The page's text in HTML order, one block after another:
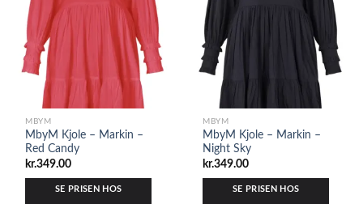
MBYM
MbyM Kjole – Markin –
Red Candy
kr.349.00
SE PRISEN HOS
MBYM
MbyM Kjole – Markin –
Night Sky
kr.349.00
SE PRISEN HOS